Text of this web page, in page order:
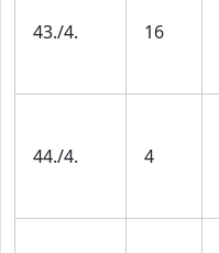
43./4. 16
44./4. 4